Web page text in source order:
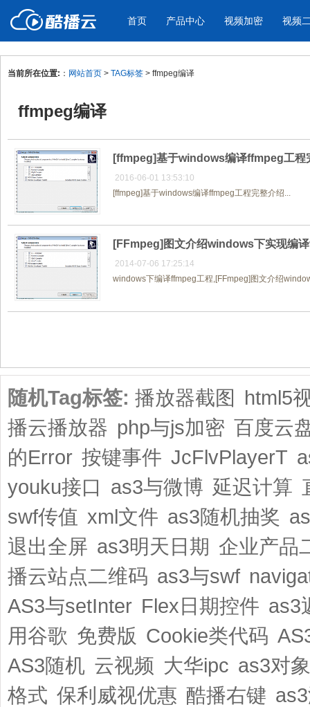
首页 产品中心
产品与新功能
教学课程全终端视频加密
防下载/防盗录/防录屏/防篡改
免费稳定无广
帮助企业视频
视频加密 视频
应用场景
色
当前所在位置: ： 网站首页 > TAG标签 > ffmpeg编译
ffmpeg编译
[ffmpeg]基于windows编译ffmpeg工程
2016-06-01 13:53:10
[ffmpeg]基于windows编译ffmpeg工程完整介绍...
[FFmpeg]图文介绍windows下实现编
2014-07-06 17:25:14
windows下编译ffmpeg工程,[FFmpeg]图文介绍
随机Tag标签: 播放器截图 html5
播云播放器 php与js加密 百度云
的Error 按键事件 JcFlvPlayerT
youku接口 as3与微博 延迟计算
swf传值 xml文件 as3随机抽奖
退出全屏 as3明天日期 企业产品
播云站点二维码 as3与swf
AS3与setInter Flex日期控件 as3
用谷歌 免费版 Cookie类代码
AS3随机 云视频 大华ipc as3对
格式 保利威视优惠 酷播右键